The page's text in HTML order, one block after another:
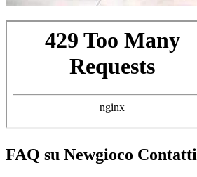
FAQ su Newgioco Contatti